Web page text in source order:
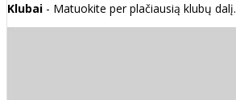
Klubai - Matuokite per plačiausią klubų dalį.